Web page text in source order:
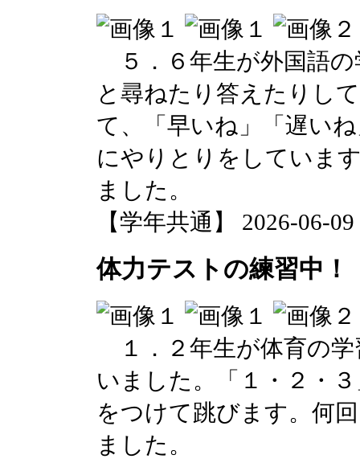
５．６年生が外国語の
と尋ねたり答えたりし
て、「早いね」「遅い
にやりとりをしていま
ました。
【学年共通】 2026-06-
体力テストの練習中！
１．２年生が体育の
いました。「１・２・
をつけて跳びます。何
ました。